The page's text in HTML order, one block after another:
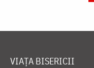
VIAȚA BISERICII